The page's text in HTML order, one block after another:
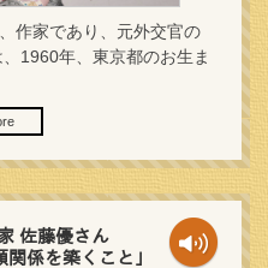
作家であり、元外交官の
1960年、東京都のお生ま
佐藤優さん
関係を築くこと」